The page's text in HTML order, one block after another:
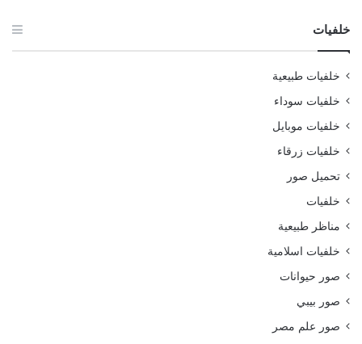
خلفيات
خلفيات طبيعية
خلفيات سوداء
خلفيات موبايل
خلفيات زرقاء
تحميل صور
خلفيات
مناظر طبيعية
خلفيات اسلامية
صور حيوانات
صور بيبي
صور علم مصر